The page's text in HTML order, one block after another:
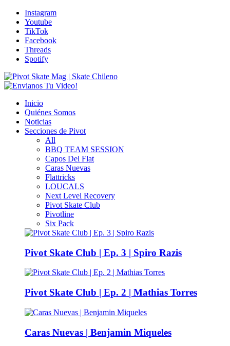
Instagram
Youtube
TikTok
Facebook
Threads
Spotify
Inicio
Quiénes Somos
Noticias
Secciones de Pivot
All
BBQ TEAM SESSION
Capos Del Flat
Caras Nuevas
Flattricks
LOUCALS
Next Level Recovery
Pivot Skate Club
Pivotline
Six Pack
Pivot Skate Club | Ep. 3 | Spiro Razis
Pivot Skate Club | Ep. 2 | Mathias Torres
Caras Nuevas | Benjamin Miqueles